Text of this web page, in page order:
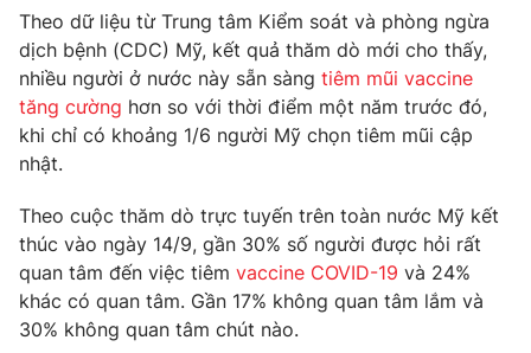
Hậu trường
Nhân vật
Khán giả
Giải trí
Điện ảnh
Âm nhạc
Sao
Đời sống
Du lịch
Làm đẹp
Chất lượng cuộc sống
Giáo dục
Học trực tuyến
Công nghệ
Hitech Công nghệ tương lai
Sản phẩm
Giao lưu trực tuyến
Theo dữ liệu từ Trung tâm Kiểm soát và phòng ngừa
dịch bệnh (CDC) Mỹ, kết quả thăm dò mới cho thấy,
nhiều người ở nước này sẵn sàng tiêm mũi vaccine
tăng cường hơn so với thời điểm một năm trước đó,
khi chỉ có khoảng 1/6 người Mỹ chọn tiêm mũi cập
nhật.
Theo cuộc thăm dò trực tuyến trên toàn nước Mỹ kết
thúc vào ngày 14/9, gần 30% số người được hỏi rất
quan tâm đến việc tiêm vaccine COVID-19 và 24%
khác có quan tâm. Gần 17% không quan tâm lắm và
30% không quan tâm chút nào.